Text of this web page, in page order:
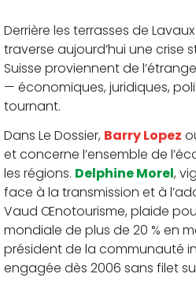
Derrière les terrasses de
traverse aujourd’hui une crise
Suisse proviennent de
— économiques, juridiques,
tournant.
Dans Le Dossier, Barry Lopez
et concerne l’ensemble de
les régions. Delphine Morel,
face à la transmission et à
Vaud Œnotourisme, plaide
mondiale de plus de 20 % en
président de la communauté
engagée dès 2006 sans filet